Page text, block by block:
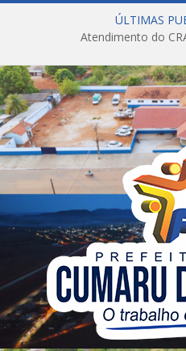
ÚLTIMAS
Atendimento do